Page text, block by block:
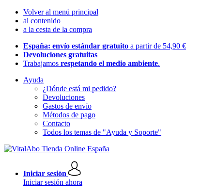
Volver al menú principal
al contenido
a la cesta de la compra
España: envío estándar gratuito a partir de 54,90 €
Devoluciones gratuitas
Trabajamos respetando el medio ambiente.
Ayuda
¿Dónde está mi pedido?
Devoluciones
Gastos de envío
Métodos de pago
Contacto
Todos los temas de "Ayuda y Soporte"
Iniciar sesión
Iniciar sesión ahora